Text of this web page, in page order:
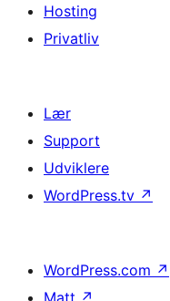
Hosting
Privatliv
Lær
Support
Udviklere
WordPress.tv ↗
WordPress.com ↗
Matt ↗